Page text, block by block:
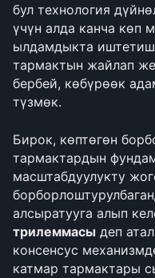
бул технология
үчүн алда канча көп
ылдамдыкта
тармактын жайлап
бербей, көбүрөөк
түзмөк.
Бирок, көптөгөн
тармактардын
масштабдуулукту
алсыратууга алып
трилеммасы деп
консенсус
катмар тармактары